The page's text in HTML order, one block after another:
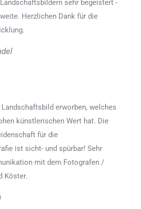
sehr begeistert -
Herzlichen Dank für die
erworben, welches
künstlerischen Wert hat. Die
für die
ist sicht- und spürbar! Sehr
mit dem Fotografen /
Köster.